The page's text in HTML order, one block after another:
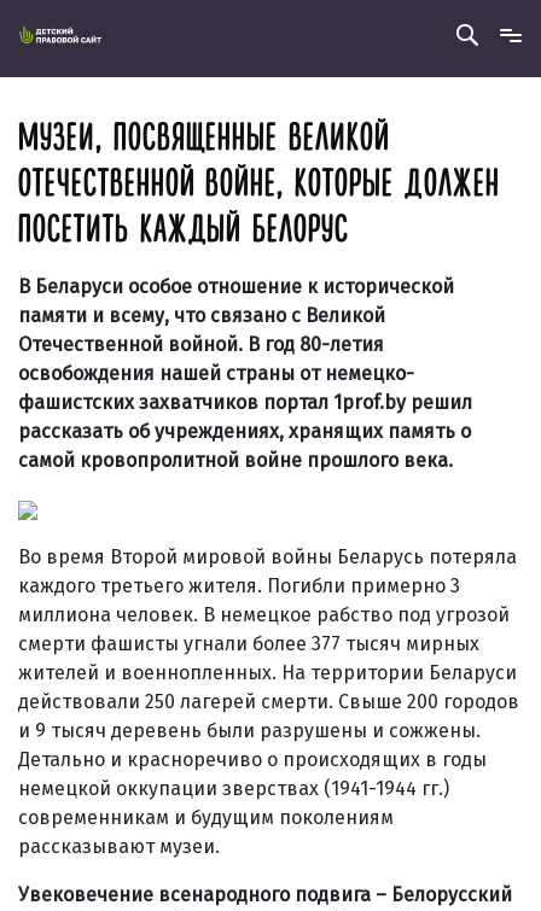
МУЗЕИ, ПОСВЯЩЕННЫЕ ВЕЛИКОЙ
ОТЕЧЕСТВЕННОЙ ВОЙНЕ, КОТОРЫЕ ДОЛЖЕН
ПОСЕТИТЬ КАЖДЫЙ БЕЛОРУС
В Беларуси особое отношение к исторической
памяти и всему, что связано с Великой
Отечественной войной. В год 80-летия
освобождения нашей страны от немецко-
фашистских захватчиков портал 1prof.by решил
рассказать об учреждениях, хранящих память о
самой кровопролитной войне прошлого века.
Во время Второй мировой войны Беларусь потеряла
каждого третьего жителя. Погибли примерно 3
миллиона человек. В немецкое рабство под угрозой
смерти фашисты угнали более 377 тысяч мирных
жителей и военнопленных. На территории Беларуси
действовали 250 лагерей смерти. Свыше 200 городов
и 9 тысяч деревень были разрушены и сожжены.
Детально и красноречиво о происходящих в годы
немецкой оккупации зверствах (1941-1944 гг.)
современникам и будущим поколениям
рассказывают музеи.
Увековечение всенародного подвига – Белорусский